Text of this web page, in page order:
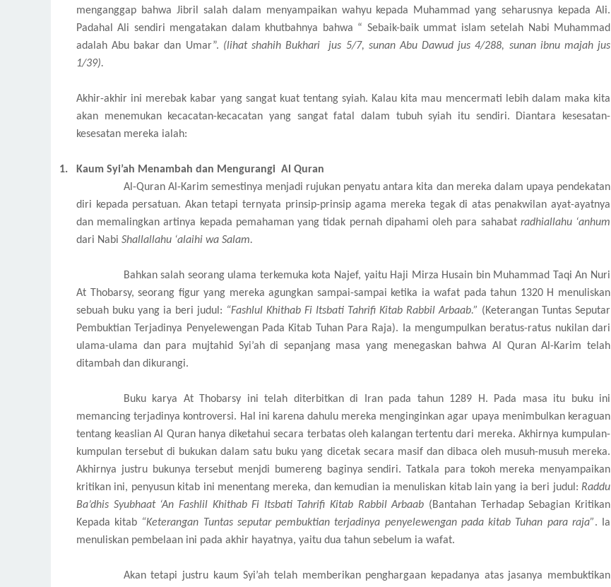
menganggap bahwa Jibril salah dalam menyampaikan wahyu kepada Muhammad yang seharusnya kepada Ali.
Padahal Ali sendiri mengatakan dalam khutbahnya bahwa “ Sebaik-baik ummat islam setelah Nabi Muhammad
adalah Abu bakar dan Umar”. (lihat shahih Bukhari jus 5/7, sunan Abu Dawud jus 4/288, sunan ibnu majah jus
1/39).
Akhir-akhir ini merebak kabar yang sangat kuat tentang syiah. Kalau kita mau mencermati lebih dalam maka kita
akan menemukan kecacatan-kecacatan yang sangat fatal dalam tubuh syiah itu sendiri. Diantara kesesatan-
kesesatan mereka ialah:
1.
Kaum Syi’ah Menambah dan Mengurangi Al Quran
Al-Quran Al-Karim semestinya menjadi rujukan penyatu antara kita dan mereka dalam upaya pendekatan
diri kepada persatuan. Akan tetapi ternyata prinsip-prinsip agama mereka tegak di atas penakwilan ayat-ayatnya
dan memalingkan artinya kepada pemahaman yang tidak pernah dipahami oleh para sahabat radhiallahu ‘anhum
dari Nabi Shallallahu ‘alaihi wa Salam.
Bahkan salah seorang ulama terkemuka kota Najef, yaitu Haji Mirza Husain bin Muhammad Taqi An Nuri
At Thobarsy, seorang figur yang mereka agungkan sampai-sampai ketika ia wafat pada tahun 1320 H menuliskan
sebuah buku yang ia beri judul: “Fashlul Khithab Fi Itsbati Tahrifi Kitab Rabbil Arbaab.” (Keterangan Tuntas Seputar
Pembuktian Terjadinya Penyelewengan Pada Kitab Tuhan Para Raja). Ia mengumpulkan beratus-ratus nukilan dari
ulama-ulama dan para mujtahid Syi’ah di sepanjang masa yang menegaskan bahwa Al Quran Al-Karim telah
ditambah dan dikurangi.
Buku karya At Thobarsy ini telah diterbitkan di Iran pada tahun 1289 H. Pada masa itu buku ini
memancing terjadinya kontroversi. Hal ini karena dahulu mereka menginginkan agar upaya menimbulkan keraguan
tentang keaslian Al Quran hanya diketahui secara terbatas oleh kalangan tertentu dari mereka. Akhirnya kumpulan-
kumpulan tersebut di bukukan dalam satu buku yang dicetak secara masif dan dibaca oleh musuh-musuh mereka.
Akhirnya justru bukunya tersebut menjdi bumereng baginya sendiri. Tatkala para tokoh mereka menyampaikan
kritikan ini, penyusun kitab ini menentang mereka, dan kemudian ia menuliskan kitab lain yang ia beri judul: Raddu
Ba’dhis Syubhaat ‘An Fashlil Khithab Fi Itsbati Tahrifi Kitab Rabbil Arbaab (Bantahan Terhadap Sebagian Kritikan
Kepada kitab “Keterangan Tuntas seputar pembuktian terjadinya penyelewengan pada kitab Tuhan para raja”. Ia
menuliskan pembelaan ini pada akhir hayatnya, yaitu dua tahun sebelum ia wafat.
Akan tetapi justru kaum Syi’ah telah memberikan penghargaan kepadanya atas jasanya membuktikan